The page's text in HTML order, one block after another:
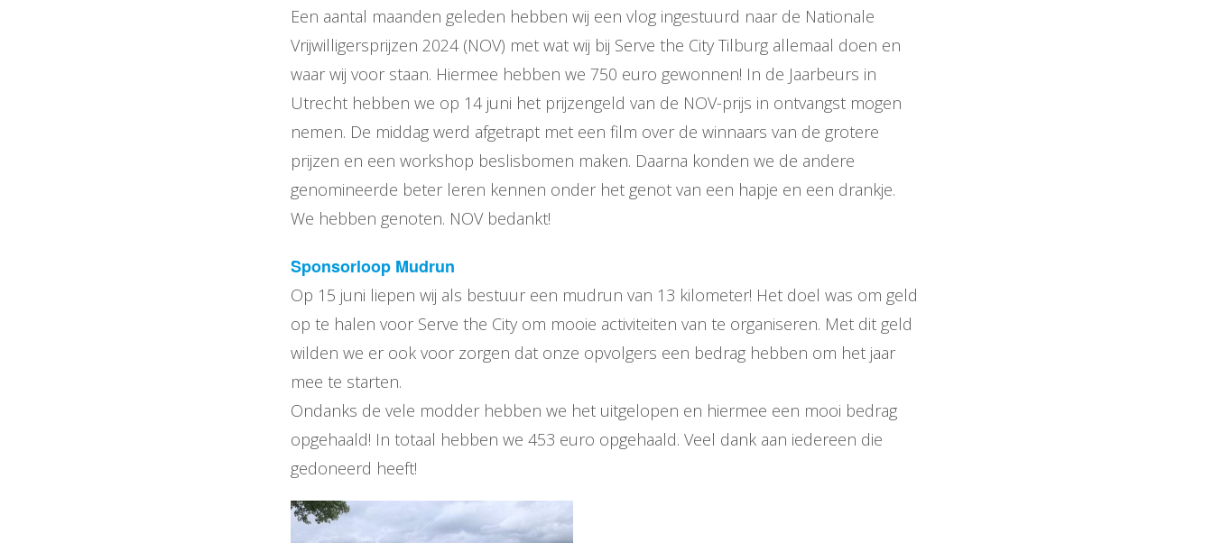
Een aantal maanden geleden hebben wij een vlog ingestuurd naar de Nationale
Vrijwilligersprijzen 2024 (NOV) met wat wij bij Serve the City Tilburg allemaal doen en
waar wij voor staan. Hiermee hebben we 750 euro gewonnen! In de Jaarbeurs in
Utrecht hebben we op 14 juni het prijzengeld van de NOV-prijs in ontvangst mogen
nemen. De middag werd afgetrapt met een film over de winnaars van de grotere
prijzen en een workshop beslisbomen maken. Daarna konden we de andere
genomineerde beter leren kennen onder het genot van een hapje en een drankje.
We hebben genoten. NOV bedankt!
Sponsorloop Mudrun
Op 15 juni liepen wij als bestuur een mudrun van 13 kilometer! Het doel was om geld
op te halen voor Serve the City om mooie activiteiten van te organiseren. Met dit geld
wilden we er ook voor zorgen dat onze opvolgers een bedrag hebben om het jaar
mee te starten.
Ondanks de vele modder hebben we het uitgelopen en hiermee een mooi bedrag
opgehaald! In totaal hebben we 453 euro opgehaald. Veel dank aan iedereen die
gedoneerd heeft!